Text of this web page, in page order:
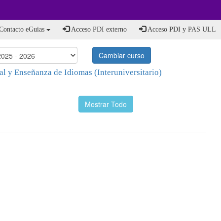
eGuias Acceso PDI externo Acceso PDI y PAS ULL
Cambiar curso
y Enseñanza de Idiomas (Interuniversitario)
Mostrar Todo